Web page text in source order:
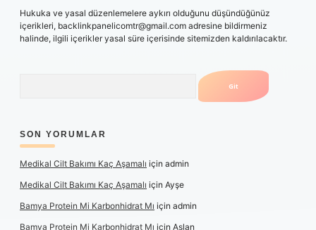
Hukuka ve yasal düzenlemelere aykırı olduğunu düşündüğünüz
içerikleri, backlinkpanelicomtr@gmail.com adresine bildirmeniz
halinde, ilgili içerikler yasal süre içerisinde sitemizden kaldırılacaktır.
SON YORUMLAR
Medikal Cilt Bakımı Kaç Aşamalı için admin
Medikal Cilt Bakımı Kaç Aşamalı için Ayşe
Bamya Protein Mi Karbonhidrat Mı için admin
Bamya Protein Mi Karbonhidrat Mı için Aslan